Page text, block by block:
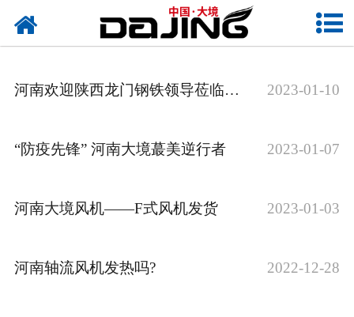
网站首页
产品中心
应用案例
新闻中心
河南欢迎陕西龙门钢铁领导莅临指导 2023-01-10
“防疫先锋” 河南大境蕞美逆行者 2023-01-07
河南大境风机——F式风机发货 2023-01-03
河南轴流风机发热吗? 2022-12-28